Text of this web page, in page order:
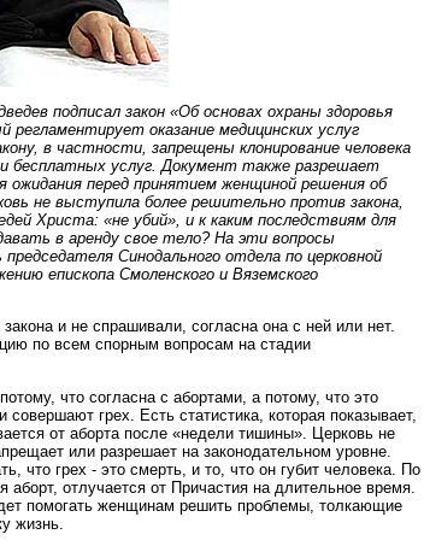
подписал закон «Об основах охраны здоровья
регламентирует оказание медицинских услуг
в частности, запрещены клонирование человека
бесплатных услуг. Документ также разрешает
перед принятием женщиной решения об
не выступила более решительно против закона,
Христа: «не убий», и к каким последствиям для
в аренду свое тело? На эти вопросы
Синодального отдела по церковной
епископа Смоленского и Вяземского
и не спрашивали, согласна она с ней или нет.
по всем спорным вопросам на стадии
что согласна с абортами, а потому, что это
грех. Есть статистика, которая показывает,
от аборта после «недели тишины». Церковь не
или разрешает на законодательном уровне.
что грех - это смерть, и то, что он губит человека. По
отлучается от Причастия на длительное время.
помогать женщинам решить проблемы, толкающие
жизнь.